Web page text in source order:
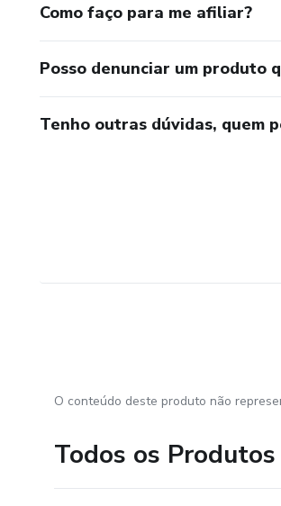
Como faço para me afiliar?
Posso denunciar um produto
Tenho outras dúvidas, quem
O conteúdo deste produto não
Todos os Produtos